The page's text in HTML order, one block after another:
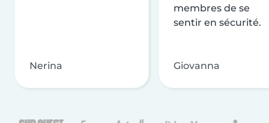
Nerina
membres de se
sentir en sécurité.
Giovanna